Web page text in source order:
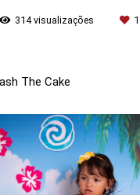
314visualizações 1
The Cake